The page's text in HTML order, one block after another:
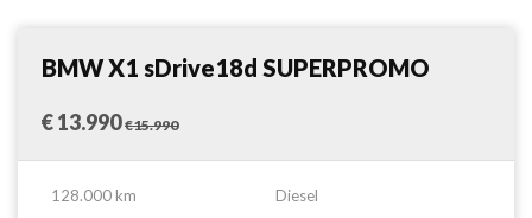
Fuoristrada
Confronta
BMW X1 sDrive18d SUPERPROMO
€ 13.990€15.990
128.000 km
Diesel